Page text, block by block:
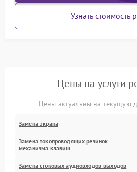
Узнать стоимость
Цены на услуги
Цены актуальны на текущую
Замена экрана
Замена токопроводящих резинок
механизма клавиш
Замена стоковых аудиовходов-выходов